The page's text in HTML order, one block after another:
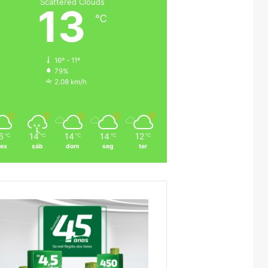
13 ℃
16º - 11º
79%
2.08 km/h
℃ 14 ℃
sáb
14 ℃
dom
14 ℃
seg
12 ℃
ter